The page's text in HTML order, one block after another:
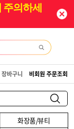
의하세
화장품/뷰티
장바구니 비회원 주문조회